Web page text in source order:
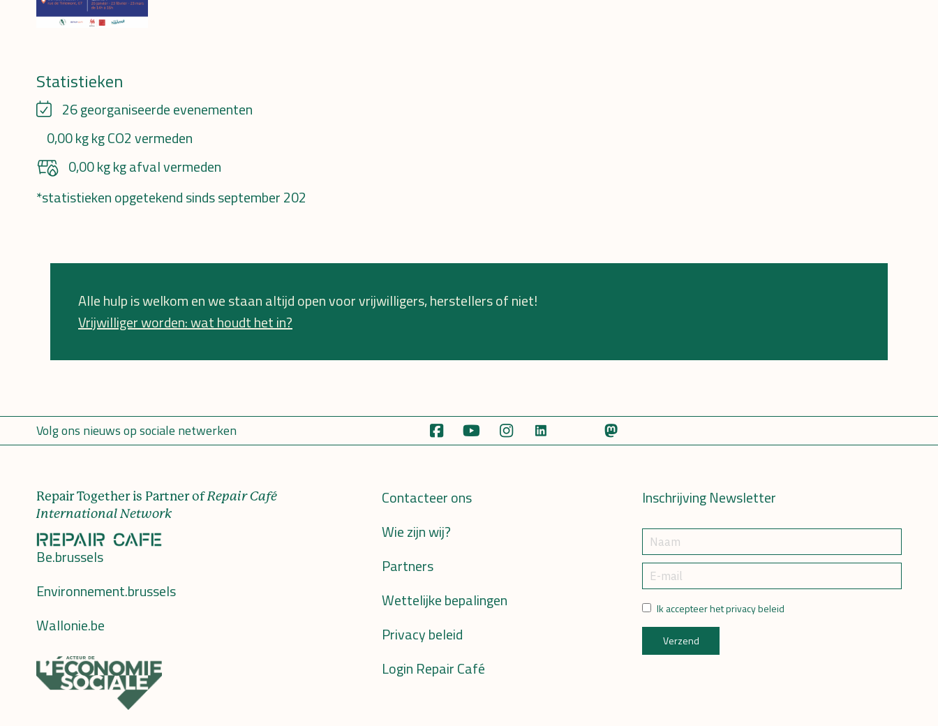
Statistieken
26 georganiseerde evenementen
0,00 kg kg CO2 vermeden
0,00 kg kg afval vermeden
*statistieken opgetekend sinds september 202
Alle hulp is welkom en we staan altijd open voor vrijwilligers, herstellers of niet!
Vrijwilliger worden: wat houdt het in?
Volg ons nieuws op sociale netwerken
Repair Together is Partner ofRepair Café
International Network
Be.brussels
Environnement.brussels
Wallonie.be
Contacteer ons
Wie zijn wij?
Partners
Wettelijke bepalingen
Privacy beleid
Login Repair Café
Inschrijving Newsletter
Ik accepteer het privacy beleid
Verzend